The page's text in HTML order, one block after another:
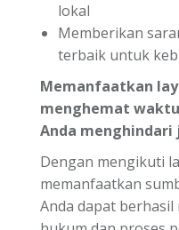
lokal
Memberikan
terbaik untuk
Memanfaatkan
menghemat
Anda menghindari
Dengan mengikuti
memanfaatkan
Anda dapat